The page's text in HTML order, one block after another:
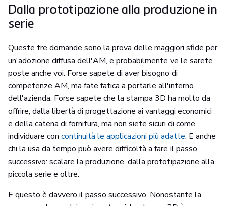
Dalla prototipazione alla produzione in
serie
Queste tre domande sono la prova delle maggiori sfide per
un'adozione diffusa dell'AM, e probabilmente ve le sarete
poste anche voi. Forse sapete di aver bisogno di
competenze AM, ma fate fatica a portarle all'interno
dell'azienda. Forse sapete che la stampa 3D ha molto da
offrire, dalla libertà di progettazione ai vantaggi economici
e della catena di fornitura, ma non siete sicuri di come
individuare con continuità le applicazioni più adatte. E anche
chi la usa da tempo può avere difficoltà a fare il passo
successivo: scalare la produzione, dalla prototipazione alla
piccola serie e oltre.
E questo è davvero il passo successivo. Nonostante la